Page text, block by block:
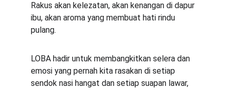
Rakus akan kelezatan, akan kenangan di dapur
ibu, akan aroma yang membuat hati rindu
pulang.
LOBA hadir untuk membangkitkan selera dan
emosi yang pernah kita rasakan di setiap
sendok nasi hangat dan setiap suapan lawar,